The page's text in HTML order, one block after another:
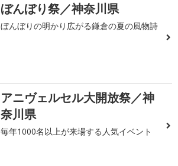
ぼんぼり祭／神奈川県
ぼんぼりの明かり広がる鎌倉の夏の風物詩
アニヴェルセル大開放祭／神
奈川県
毎年1000名以上が来場する人気イベント